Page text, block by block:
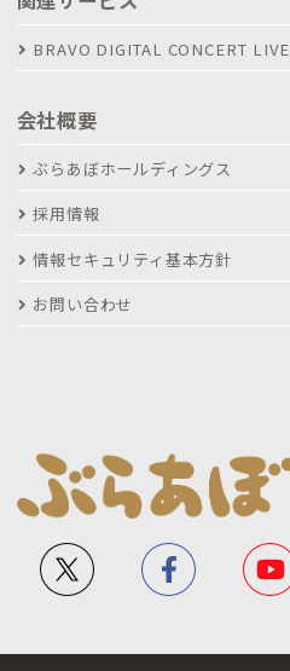
BRAVO DIGITAL CONCERT LIVE
会社概要
ぶらあぼホールディングス
採用情報
情報セキュリティ基本方針
お問い合わせ